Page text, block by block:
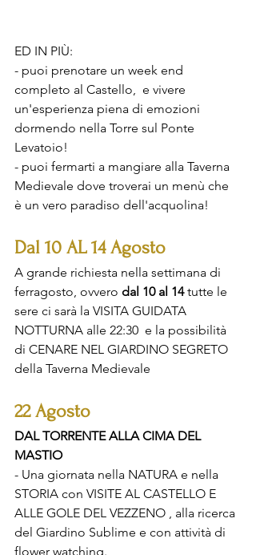
ED IN PIÙ:
- puoi prenotare un week end
completo al Castello,  e vivere
un'esperienza piena di emozioni
dormendo nella Torre sul Ponte
Levatoio!
- puoi fermarti a mangiare alla Taverna
Medievale dove troverai un menù che
è un vero paradiso dell'acquolina!
Dal 10 AL 14 Agosto
A grande richiesta nella settimana di
ferragosto, ovvero dal 10 al 14 tutte le
sere ci sarà la VISITA GUIDATA
NOTTURNA alle 22:30  e la possibilità
di CENARE NEL GIARDINO SEGRETO
della Taverna Medievale
22 Agosto
DAL TORRENTE ALLA CIMA DEL
MASTIO
- Una giornata nella NATURA e nella
STORIA con VISITE AL CASTELLO E
ALLE GOLE DEL VEZZENO , alla ricerca
del Giardino Sublime e con attività di
flower watching.